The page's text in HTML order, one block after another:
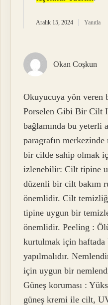
Aralık 15, 2024 Yanıtla
Okan Coşkun
Okuyucuya yön
Porselen Gibi Bir Cilt
bağlamında bu
paragrafın
bir cilde sahip olmak
izlenebilir: Cilt tipine
düzenli bir cilt bakım
önemlidir. Cilt
tipine uygun bir
önemlidir. Peeling :
kurtulmak için
yapılmalıdır.
için uygun bir
Güneş koruması :
güneş kremi ile cilt, UV